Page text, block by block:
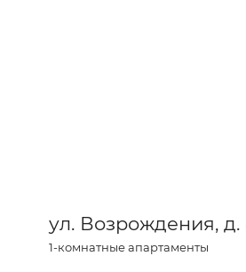
ул. Возрождения, д.
1-комнатные апартаменты